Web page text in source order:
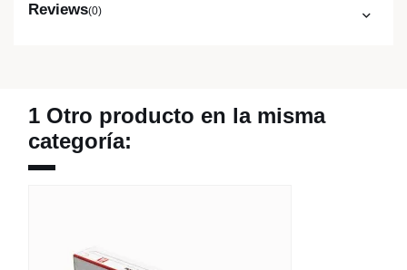
Reviews(0)
1 Otro producto en la misma
categoría: